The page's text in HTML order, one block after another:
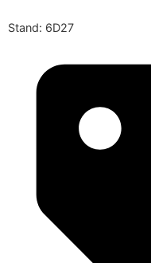
Stand: 6D27